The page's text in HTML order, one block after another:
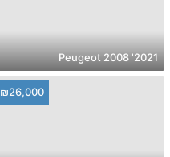
2021' Peugeot 2008
₪26,000